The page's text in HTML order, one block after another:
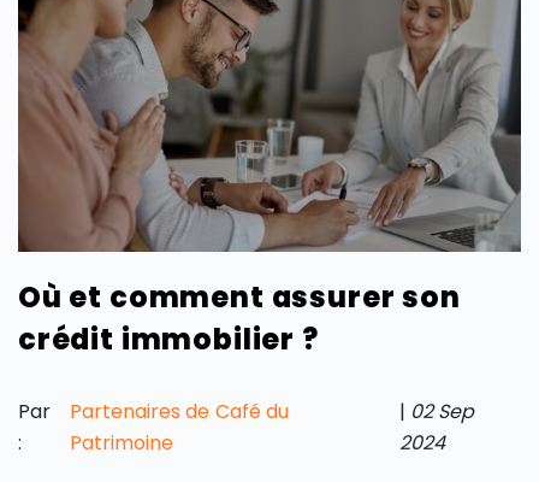
CATÉGORIES
TOUS LES THÈMES
Où et comment assurer son
crédit immobilier ?
Par
:
Partenaires de Café du
Patrimoine
| 02 Sep
2024